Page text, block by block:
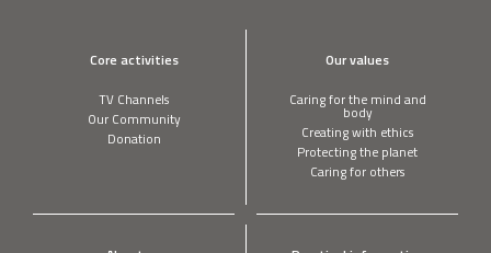
Core activities
TV Channels
Our Community
Donation
Our values
Caring for the mind and
body
Creating with ethics
Protecting the planet
Caring for others